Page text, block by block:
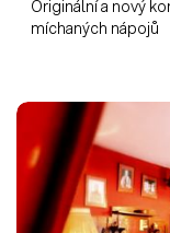
Originální a nový
míchaných nápojů